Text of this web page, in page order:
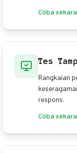
Coba
Tes
Rangkaian
respons.
Coba